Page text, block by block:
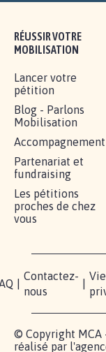
SOYONS
16.806
RÉUSSIR VOTRE
Lancer votre